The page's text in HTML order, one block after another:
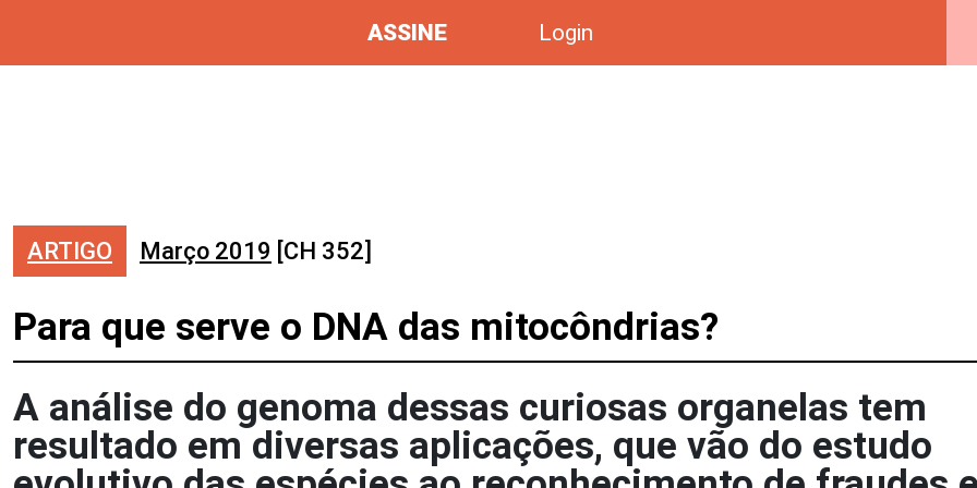
ASSINE Login
ARTIGO Março 2019 [CH 352]
Para que serve o DNA das mitocôndrias?
A análise do genoma dessas curiosas organelas tem
resultado em diversas aplicações, que vão do estudo